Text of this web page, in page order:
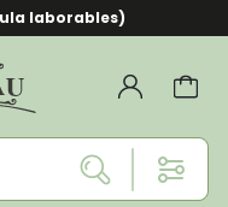
laborables)